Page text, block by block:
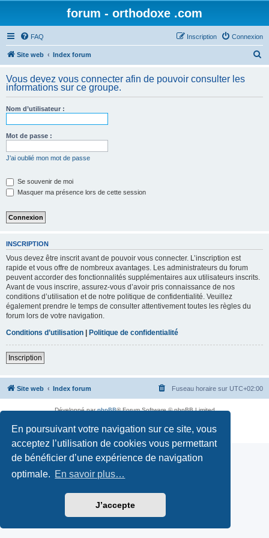
En poursuivant votre navigation sur ce site, vous
acceptez l’utilisation de cookies vous permettant
de bénéficier d’une expérience de navigation
optimale. En savoir plus…
J’accepte
forum - orthodoxe .com
FAQ Connexion
Inscription
Site web Index forum
h
Vous devez vous connecter afin de pouvoir consulter les
informations sur ce groupe.
Nom d’utilisateur :
Mot de passe :
J’ai oublié mon mot de passe
Se souvenir de moi
Masquer ma présence lors de cette session
INSCRIPTION
Vous devez être inscrit avant de pouvoir vous connecter. L’inscription est
rapide et vous offre de nombreux avantages. Les administrateurs du forum
peuvent accorder des fonctionnalités supplémentaires aux utilisateurs inscrits.
Avant de vous inscrire, assurez-vous d’avoir pris connaissance de nos
conditions d’utilisation et de notre politique de confidentialité. Veuillez
également prendre le temps de consulter attentivement toutes les règles du
forum lors de votre navigation.
Conditions d’utilisation | Politique de confidentialité
Inscription
Site web Index forum Fuseau horaire sur UTC+02:00
Développé parphpBB® Forum Software © phpBB Limited
Confidentialité| Conditions